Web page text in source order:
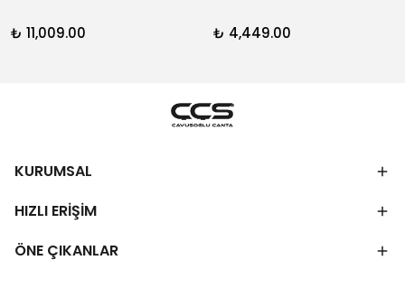
₺ 11,009.00 ₺ 4,449.00
KURUMSAL
HIZLI ERİŞİM
ÖNE ÇIKANLAR